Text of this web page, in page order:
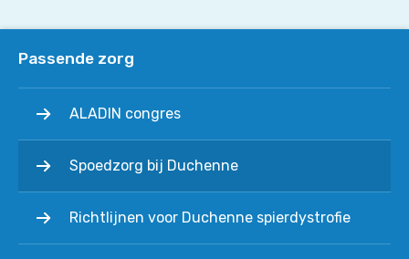
Passende zorg
ALADIN congres
Spoedzorg bij Duchenne
Richtlijnen voor Duchenne spierdystrofie